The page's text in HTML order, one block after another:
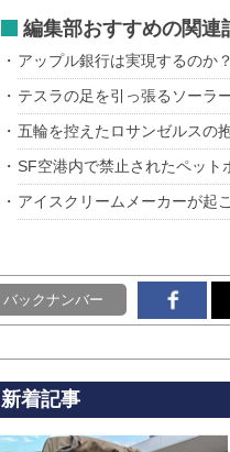
編集部おすすめの関連
アップル銀行は実現するのか？
テスラの足を引っ張るソーラ
五輪を控えたロサンゼルスの
SF空港内で禁止されたペット
アイスクリームメーカーが起
バックナンバー
新着記事